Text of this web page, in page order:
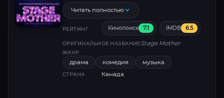
Чтобы спасти заведение, ей предстоит
погрузиться в мир ярких костюмов, рок-н-
ролла и непредсказуемых артистов,
перевернув собственные представления о
семье и искусстве.
Читать полностью
РЕЙТИНГ Кинопоиск 7.1 IMDB 6.5
ОРИГИНАЛЬНОЕ НАЗВАНИЕStage Mother
ЖАНР
драма комедия музыка
СТРАНА Канада